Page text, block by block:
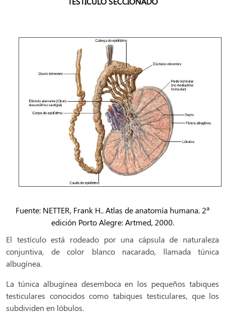
Fuente: NETTER, Frank H.. Atlas de anatomía humana. 2ª
edición Porto Alegre: Artmed, 2000.
El testículo está rodeado por una cápsula de naturaleza
conjuntiva, de color blanco nacarado, llamada túnica
albugínea.
La túnica albugínea desemboca en los pequeños tabiques
testiculares conocidos como tabiques testiculares, que los
subdividen en lóbulos.